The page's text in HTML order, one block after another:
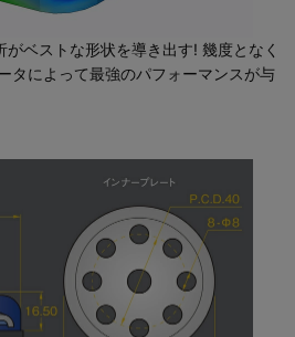
ベストな形状を導き出す! 幾度となく
タによって最強のパフォーマンスが与